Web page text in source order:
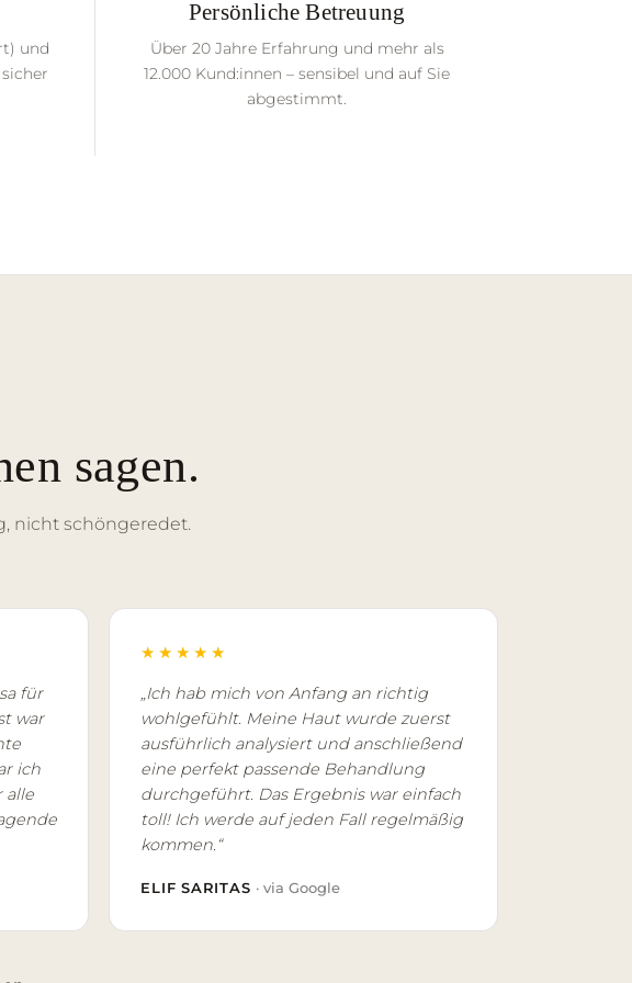
und
Persönliche Betreuung
Über 20 Jahre Erfahrung und mehr als
12.000 Kund:innen – sensibel und auf Sie
abgestimmt.
sagen.
nicht schöngeredet.
für
war
ich
alle
★★★★★
„Ich hab mich von Anfang an richtig
wohlgefühlt. Meine Haut wurde zuerst
ausführlich analysiert und anschließend
eine perfekt passende Behandlung
durchgeführt. Das Ergebnis war einfach
toll! Ich werde auf jeden Fall regelmäßig
kommen.“
ELIF SARITAS · via Google